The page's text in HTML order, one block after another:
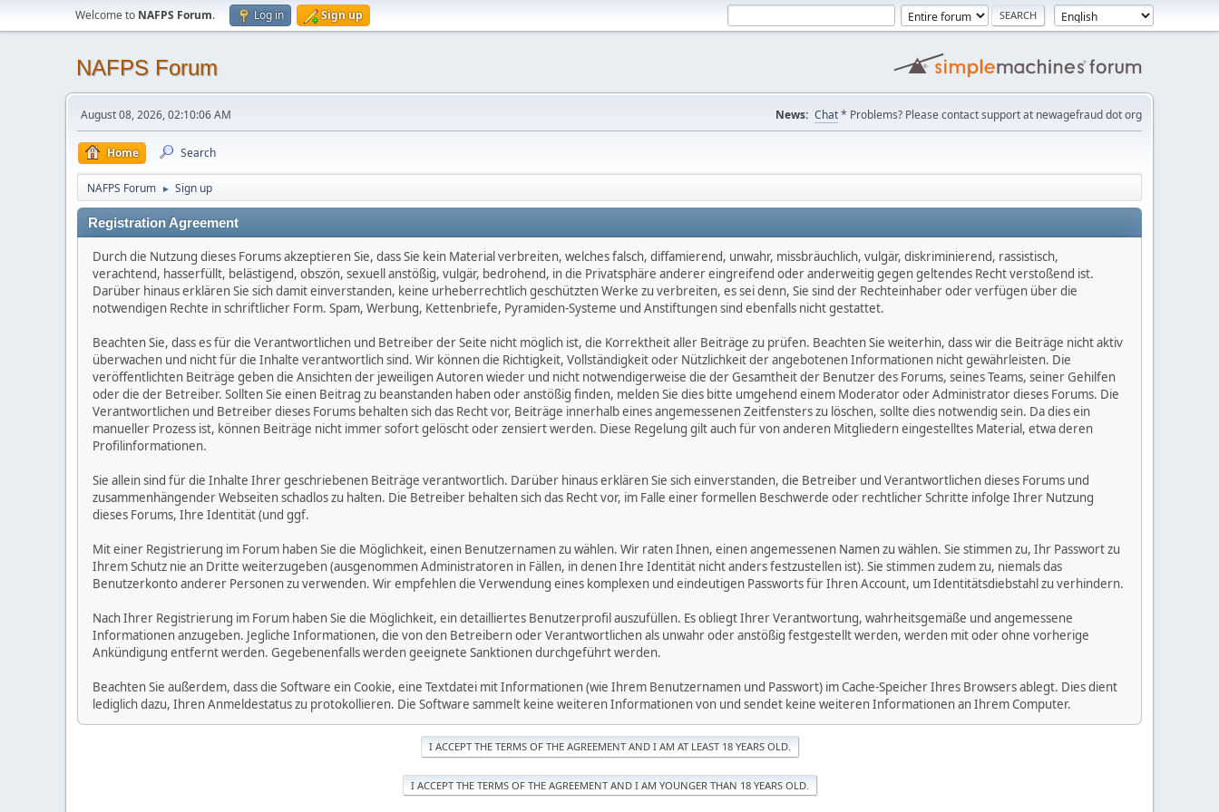
Welcome to NAFPS Forum. Log in Sign up
NAFPS Forum
August 08, 2026, 02:10:06 AM News: Chat* Problems? Please contact support at newagefraud dot org
Home Search
NAFPS Forum ► Sign up
Registration Agreement
Durch die Nutzung dieses Forums akzeptieren Sie, dass Sie kein Material verbreiten, welches falsch, diffamierend, unwahr, missbräuchlich, vulgär, diskriminierend, rassistisch,
verachtend, hasserfüllt, belästigend, obszön, sexuell anstößig, vulgär, bedrohend, in die Privatsphäre anderer eingreifend oder anderweitig gegen geltendes Recht verstoßend ist.
Darüber hinaus erklären Sie sich damit einverstanden, keine urheberrechtlich geschützten Werke zu verbreiten, es sei denn, Sie sind der Rechteinhaber oder verfügen über die
notwendigen Rechte in schriftlicher Form. Spam, Werbung, Kettenbriefe, Pyramiden-Systeme und Anstiftungen sind ebenfalls nicht gestattet.
Beachten Sie, dass es für die Verantwortlichen und Betreiber der Seite nicht möglich ist, die Korrektheit aller Beiträge zu prüfen. Beachten Sie weiterhin, dass wir die Beiträge nicht aktiv
überwachen und nicht für die Inhalte verantwortlich sind. Wir können die Richtigkeit, Vollständigkeit oder Nützlichkeit der angebotenen Informationen nicht gewährleisten. Die
veröffentlichten Beiträge geben die Ansichten der jeweiligen Autoren wieder und nicht notwendigerweise die der Gesamtheit der Benutzer des Forums, seines Teams, seiner Gehilfen
oder die der Betreiber. Sollten Sie einen Beitrag zu beanstanden haben oder anstößig finden, melden Sie dies bitte umgehend einem Moderator oder Administrator dieses Forums. Die
Verantwortlichen und Betreiber dieses Forums behalten sich das Recht vor, Beiträge innerhalb eines angemessenen Zeitfensters zu löschen, sollte dies notwendig sein. Da dies ein
manueller Prozess ist, können Beiträge nicht immer sofort gelöscht oder zensiert werden. Diese Regelung gilt auch für von anderen Mitgliedern eingestelltes Material, etwa deren
Profilinformationen.
Sie allein sind für die Inhalte Ihrer geschriebenen Beiträge verantwortlich. Darüber hinaus erklären Sie sich einverstanden, die Betreiber und Verantwortlichen dieses Forums und
zusammenhängender Webseiten schadlos zu halten. Die Betreiber behalten sich das Recht vor, im Falle einer formellen Beschwerde oder rechtlicher Schritte infolge Ihrer Nutzung
dieses Forums, Ihre Identität (und ggf.
Mit einer Registrierung im Forum haben Sie die Möglichkeit, einen Benutzernamen zu wählen. Wir raten Ihnen, einen angemessenen Namen zu wählen. Sie stimmen zu, Ihr Passwort zu
Ihrem Schutz nie an Dritte weiterzugeben (ausgenommen Administratoren in Fällen, in denen Ihre Identität nicht anders festzustellen ist). Sie stimmen zudem zu, niemals das
Benutzerkonto anderer Personen zu verwenden. Wir empfehlen die Verwendung eines komplexen und eindeutigen Passworts für Ihren Account, um Identitätsdiebstahl zu verhindern.
Nach Ihrer Registrierung im Forum haben Sie die Möglichkeit, ein detailliertes Benutzerprofil auszufüllen. Es obliegt Ihrer Verantwortung, wahrheitsgemäße und angemessene
Informationen anzugeben. Jegliche Informationen, die von den Betreibern oder Verantwortlichen als unwahr oder anstößig festgestellt werden, werden mit oder ohne vorherige
Ankündigung entfernt werden. Gegebenenfalls werden geeignete Sanktionen durchgeführt werden.
Beachten Sie außerdem, dass die Software ein Cookie, eine Textdatei mit Informationen (wie Ihrem Benutzernamen und Passwort) im Cache-Speicher Ihres Browsers ablegt. Dies dient
lediglich dazu, Ihren Anmeldestatus zu protokollieren. Die Software sammelt keine weiteren Informationen von und sendet keine weiteren Informationen an Ihrem Computer.